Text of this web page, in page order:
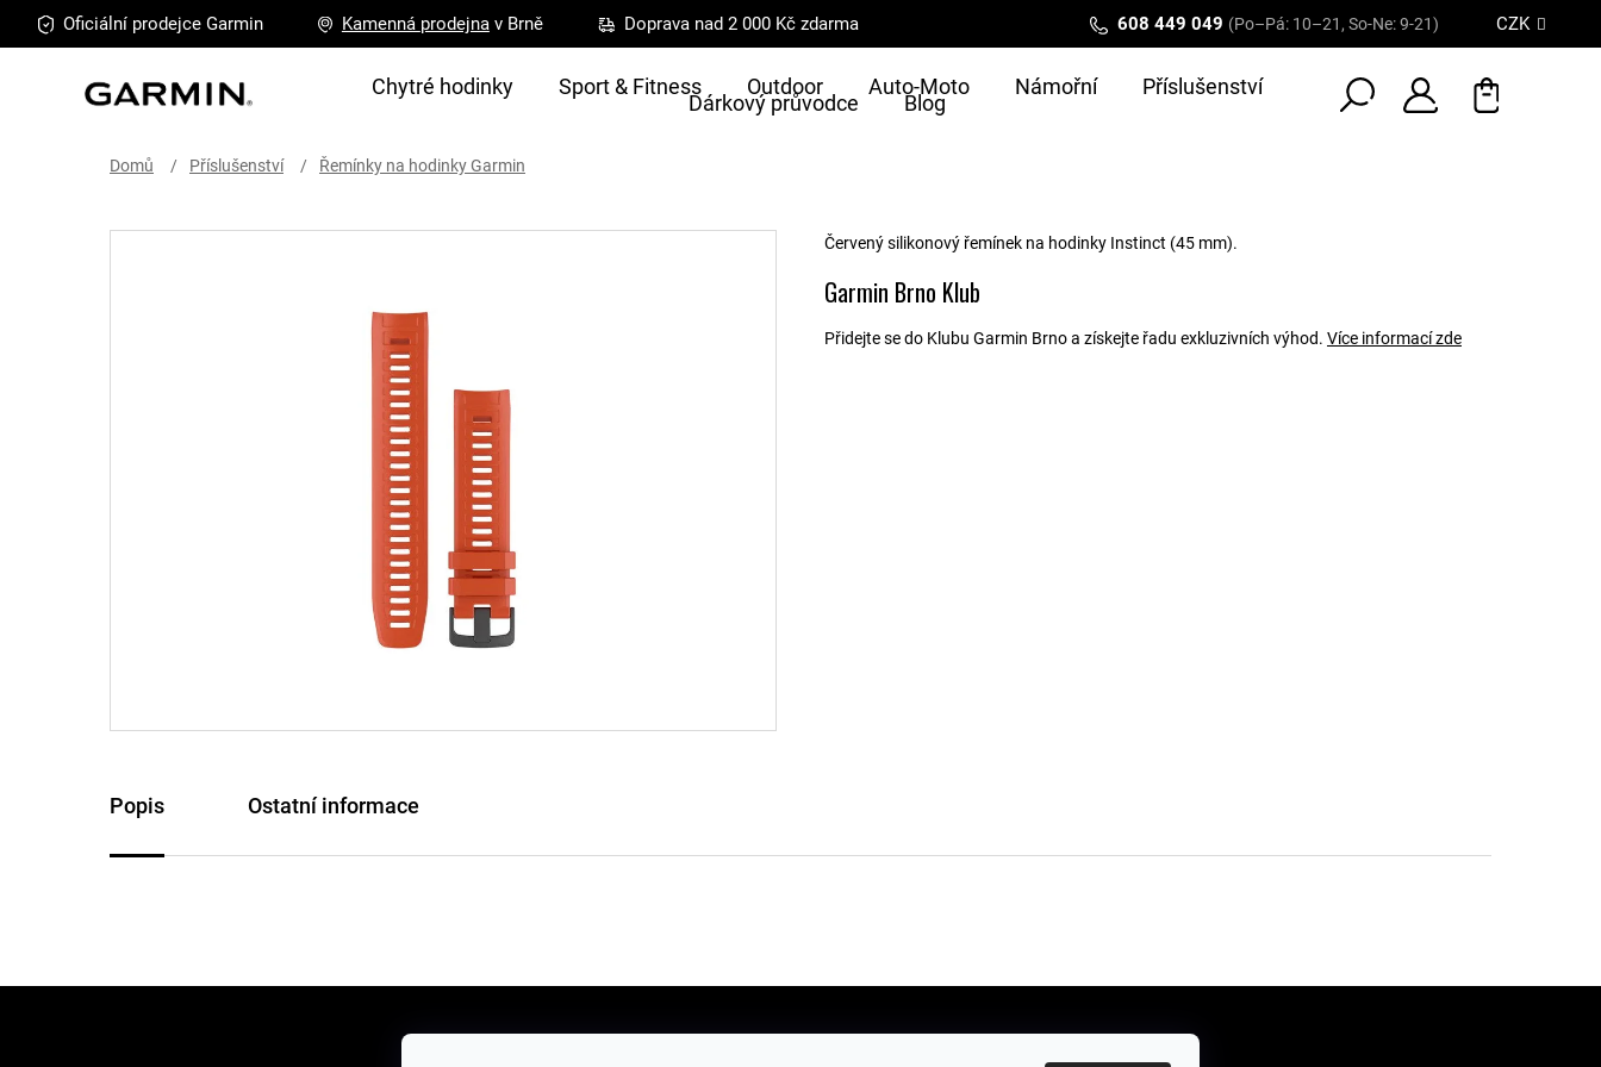
Oficiální prodejce Garmin Kamenná prodejnav Brně Doprava nad 2 000 Kč zdarma 608 449 049 (Po–Pá: 10–21, So-Ne: 9-21) CZK
Chytré hodinky Sport & Fitness Outdoor Auto-Moto Námořní Příslušenství
Dárkový průvodce Blog
Domů Příslušenství Řemínky na hodinky Garmin
Červený silikonový řemínek na hodinky Instinct (45 mm).
Garmin Brno Klub
Přidejte se do Klubu Garmin Brno a získejte řadu exkluzivních výhod. Více informací zde
Popis Ostatní informace